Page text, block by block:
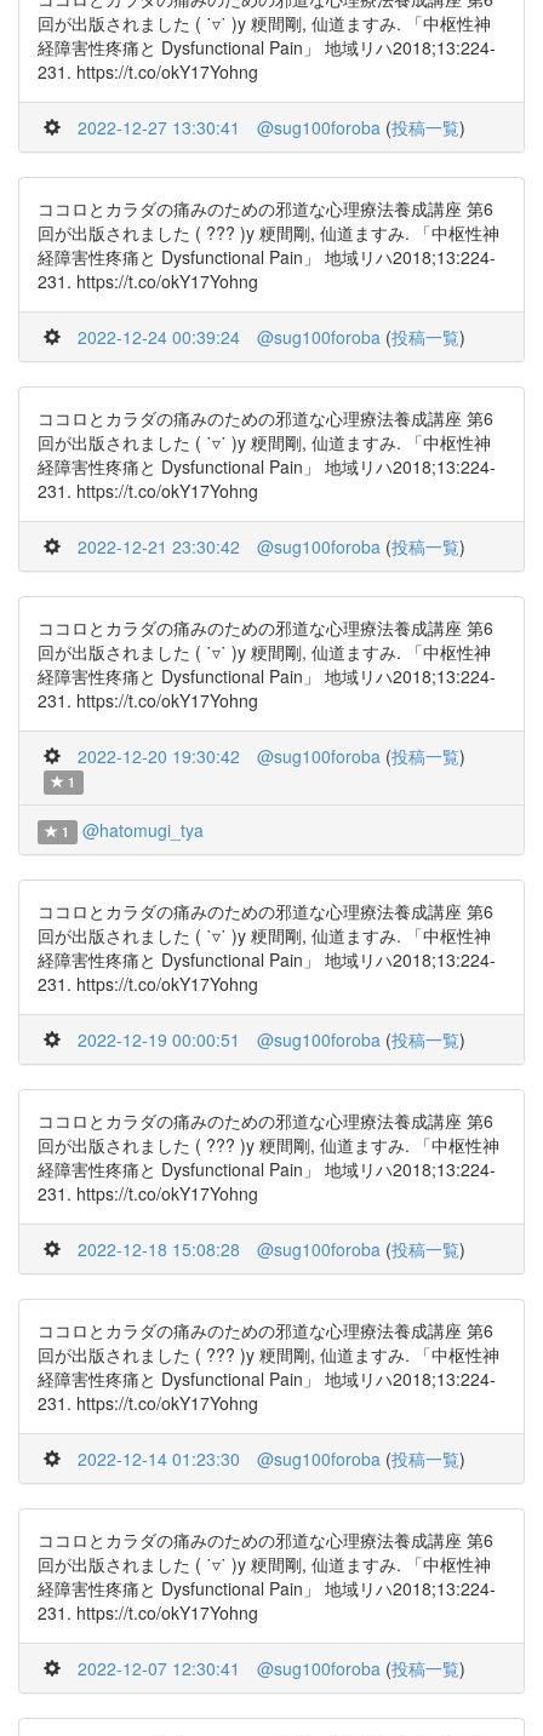
回が出版されました ( ˙▿˙ )y 粳間剛, 仙道ますみ. 「中枢性神
経障害性疼痛と Dysfunctional Pain」 地域リハ2018;13:224-
231. https://t.co/okY17Yohng
2022-12-27 13:30:41 @sug100foroba (投稿一覧)
ココロとカラダの痛みのための邪道な心理療法養成講座 第6
回が出版されました ( ??? )y 粳間剛, 仙道ますみ. 「中枢性神
経障害性疼痛と Dysfunctional Pain」 地域リハ2018;13:224-
231. https://t.co/okY17Yohng
2022-12-24 00:39:24 @sug100foroba (投稿一覧)
ココロとカラダの痛みのための邪道な心理療法養成講座 第6
回が出版されました ( ˙▿˙ )y 粳間剛, 仙道ますみ. 「中枢性神
経障害性疼痛と Dysfunctional Pain」 地域リハ2018;13:224-
231. https://t.co/okY17Yohng
2022-12-21 23:30:42 @sug100foroba (投稿一覧)
ココロとカラダの痛みのための邪道な心理療法養成講座 第6
回が出版されました ( ˙▿˙ )y 粳間剛, 仙道ますみ. 「中枢性神
経障害性疼痛と Dysfunctional Pain」 地域リハ2018;13:224-
231. https://t.co/okY17Yohng
2022-12-20 19:30:42 @sug100foroba (投稿一覧)
1
1 @hatomugi_tya
ココロとカラダの痛みのための邪道な心理療法養成講座 第6
回が出版されました ( ˙▿˙ )y 粳間剛, 仙道ますみ. 「中枢性神
経障害性疼痛と Dysfunctional Pain」 地域リハ2018;13:224-
231. https://t.co/okY17Yohng
2022-12-19 00:00:51 @sug100foroba (投稿一覧)
ココロとカラダの痛みのための邪道な心理療法養成講座 第6
回が出版されました ( ??? )y 粳間剛, 仙道ますみ. 「中枢性神
経障害性疼痛と Dysfunctional Pain」 地域リハ2018;13:224-
231. https://t.co/okY17Yohng
2022-12-18 15:08:28 @sug100foroba (投稿一覧)
ココロとカラダの痛みのための邪道な心理療法養成講座 第6
回が出版されました ( ??? )y 粳間剛, 仙道ますみ. 「中枢性神
経障害性疼痛と Dysfunctional Pain」 地域リハ2018;13:224-
231. https://t.co/okY17Yohng
2022-12-14 01:23:30 @sug100foroba (投稿一覧)
ココロとカラダの痛みのための邪道な心理療法養成講座 第6
回が出版されました ( ˙▿˙ )y 粳間剛, 仙道ますみ. 「中枢性神
経障害性疼痛と Dysfunctional Pain」 地域リハ2018;13:224-
231. https://t.co/okY17Yohng
2022-12-07 12:30:41 @sug100foroba (投稿一覧)